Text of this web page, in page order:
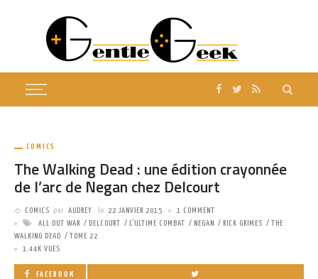
COMICS
The Walking Dead : une édition crayonnée
de l’arc de Negan chez Delcourt
COMICS par AUDREY le 22 JANVIER 2015
1 COMMENT
ALL OUT WAR
DELCOURT L'ULTIME COMBAT NEGAN RICK GRIMES
THE
WALKING DEAD
TOME 22
1.44K VUES
FACEBOOK